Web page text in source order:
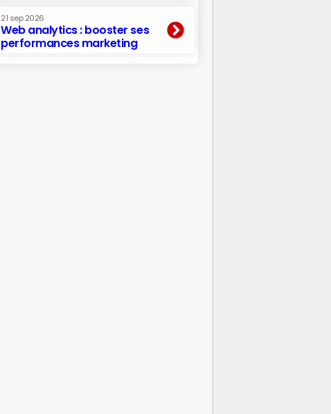
21 sep 2026
Web analytics : booster ses
performances marketing